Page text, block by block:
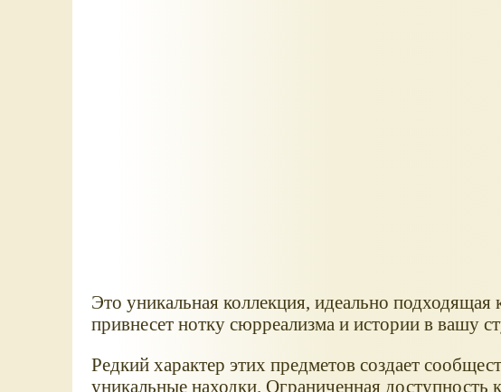
Это уникальная коллекция, идеально
привнесет нотку сюрреализма и истории в вашу
Редкий характер этих предметов создает
уникальные находки. Ограниченная доступность